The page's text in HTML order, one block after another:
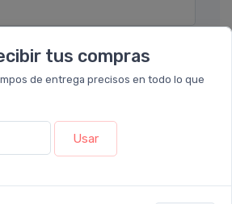
tus compras
de entrega precisos en todo lo que
Usar
en detalle su solicitud